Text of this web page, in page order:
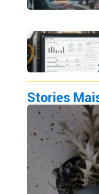
Stories